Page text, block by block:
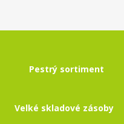
Pestrý sortiment
Velké skladové zásoby